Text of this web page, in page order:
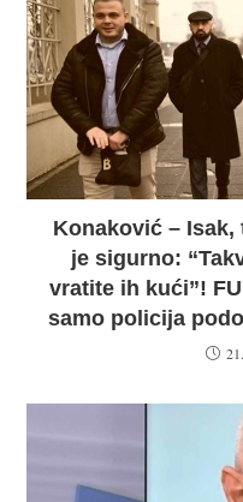
Konaković –
je sigurno:
vratite ih kući”!
samo policija